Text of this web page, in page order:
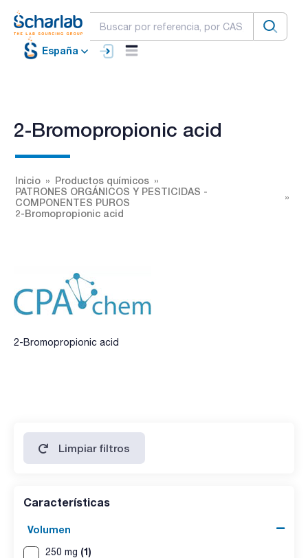
España
2-Bromopropionic acid
Inicio
Productos químicos
PATRONES ORGÁNICOS Y PESTICIDAS -
COMPONENTES PUROS
2-Bromopropionic acid
2-Bromopropionic acid
Limpiar filtros
Características
Volumen
250 mg (1)